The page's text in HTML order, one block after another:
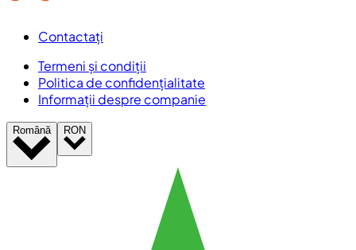
Contactați
Termeni și condiții
Politica de confidențialitate
Informații despre companie
Română RON